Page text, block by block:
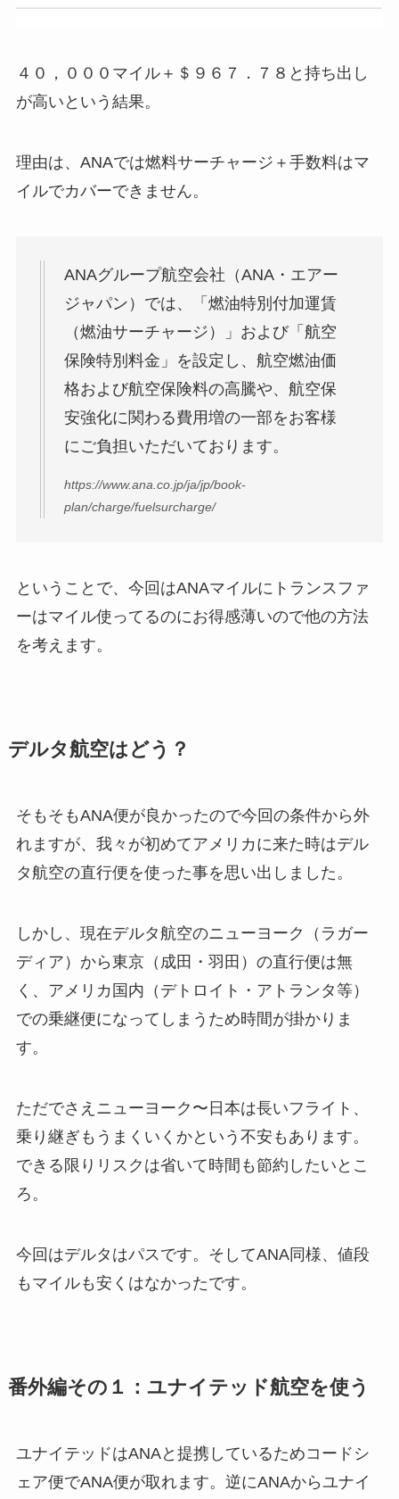
４０，０００マイル＋＄９６７．７８と持ち出し
が高いという結果。
理由は、ANAでは燃料サーチャージ＋手数料はマ
イルでカバーできません。
ANAグループ航空会社（ANA・エアー
ジャパン）では、「燃油特別付加運賃
（燃油サーチャージ）」および「航空
保険特別料金」を設定し、航空燃油価
格および航空保険料の高騰や、航空保
安強化に関わる費用増の一部をお客様
にご負担いただいております。
https://www.ana.co.jp/ja/jp/book-
plan/charge/fuelsurcharge/
ということで、今回はANAマイルにトランスファ
ーはマイル使ってるのにお得感薄いので他の方法
を考えます。
デルタ航空はどう？
そもそもANA便が良かったので今回の条件から外
れますが、我々が初めてアメリカに来た時はデル
タ航空の直行便を使った事を思い出しました。
しかし、現在デルタ航空のニューヨーク（ラガー
ディア）から東京（成田・羽田）の直行便は無
く、アメリカ国内（デトロイト・アトランタ等）
での乗継便になってしまうため時間が掛かりま
す。
ただでさえニューヨーク〜日本は長いフライト、
乗り継ぎもうまくいくかという不安もあります。
できる限りリスクは省いて時間も節約したいとこ
ろ。
今回はデルタはパスです。そしてANA同様、値段
もマイルも安くはなかったです。
番外編その１：ユナイテッド航空を使う
ユナイテッドはANAと提携しているためコードシ
ェア便でANA便が取れます。逆にANAからユナイ